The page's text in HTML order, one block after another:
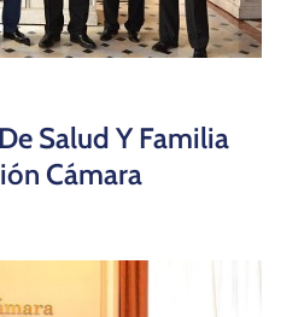
Salud Y Familia
Cámara